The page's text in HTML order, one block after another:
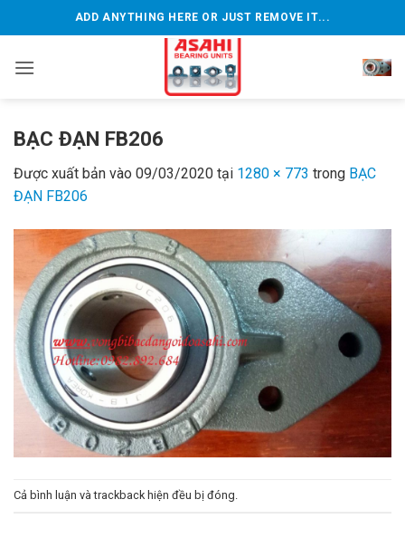
qua
dung
ADD ANYTHING HERE OR JUST REMOVE IT...
BẠC ĐẠN FB206
Được xuất bản vào 09/03/2020 tại 1280 × 773 trong BẠC
ĐẠN FB206
Cả bình luận và trackback hiện đều bị đóng.